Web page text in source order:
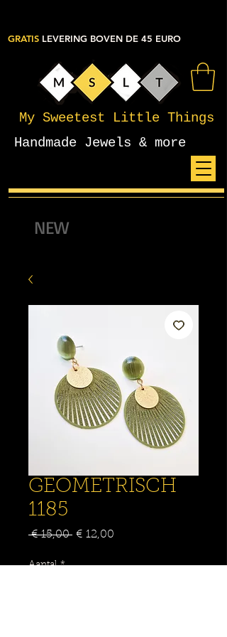
My Sweetest Little Things
Handmade Jewels & more
GRATIS LEVERING BOVEN DE 45 EURO
NEW
GEOMETRISCH
1185
€ 15,00 Normale
€ 12,00
Aantal *